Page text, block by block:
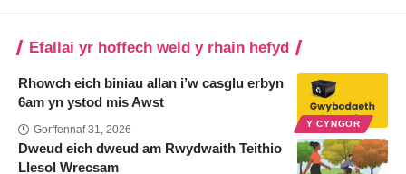
Efallai yr hoffech weld y rhain hefyd
Y CYNGOR
Rhowch eich biniau allan i’w casglu erbyn
6am yn ystod mis Awst
Gorffennaf 31, 2026
Dweud eich dweud am Rwydwaith Teithio
Llesol Wrecsam